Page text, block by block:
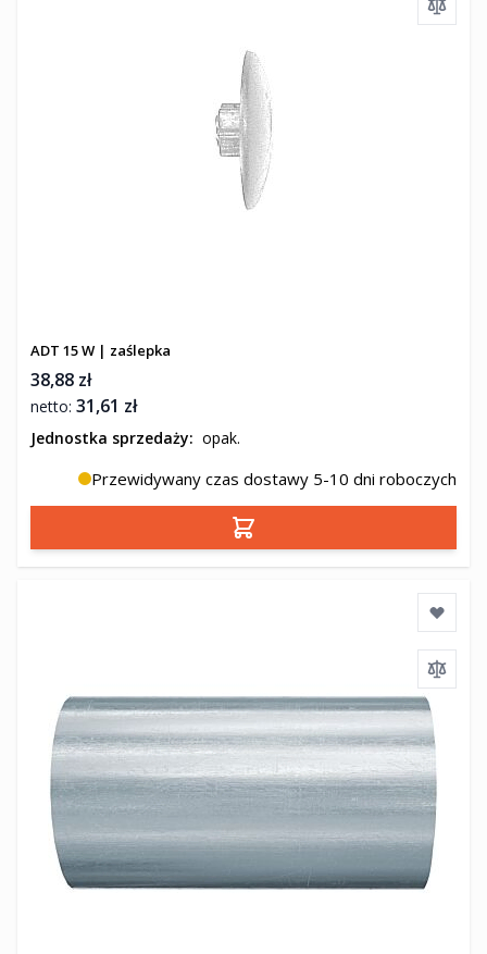
ADT 15 W | zaślepka
38,88 zł
31,61 zł
Jednostka sprzedaży: opak.
Przewidywany czas dostawy 5-10 dni roboczych
Dodaj do koszyka